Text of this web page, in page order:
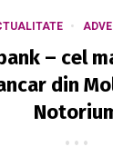
– cel
din